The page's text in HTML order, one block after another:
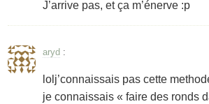
J’arrive pas, et ça m’énerve :p
aryd :
lolj’connaissais pas cette
je connaissais « faire des ronds